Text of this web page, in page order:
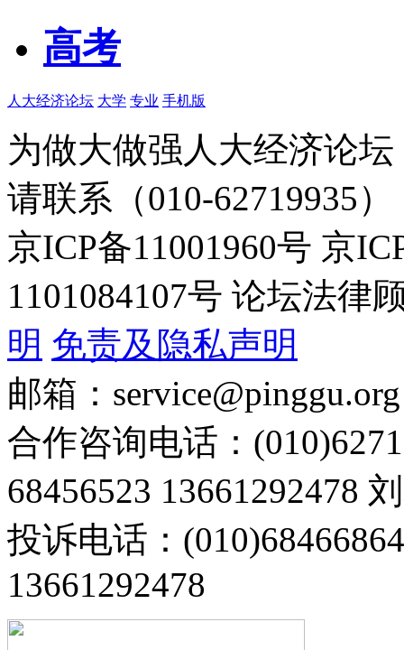
高考
人大经济论坛 大学 专业 手机版
为做大做强人大经济论
请联系（010-62719935）
京ICP备11001960号 京
1101084107号 论坛法律
明 免责及隐私声明
邮箱：service@pinggu.org
合作咨询电话：
68456523 13661292478
投诉电话：
13661292478